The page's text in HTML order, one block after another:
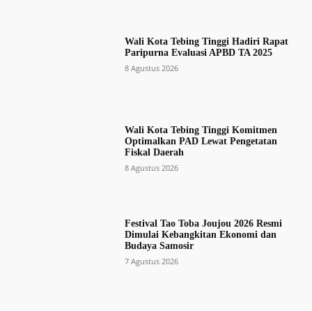
Wali Kota Tebing Tinggi Hadiri Rapat
Paripurna Evaluasi APBD TA 2025
8 Agustus 2026
Wali Kota Tebing Tinggi Komitmen
Optimalkan PAD Lewat Pengetatan
Fiskal Daerah
8 Agustus 2026
Festival Tao Toba Joujou 2026 Resmi
Dimulai Kebangkitan Ekonomi dan
Budaya Samosir
7 Agustus 2026